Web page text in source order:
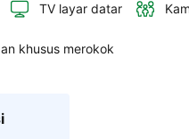
TV layar datar
khusus merokok